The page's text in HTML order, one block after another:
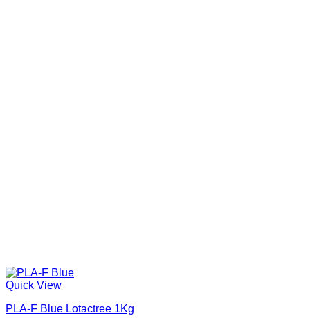
Quick View
PLA-F Blue Lotactree 1Kg